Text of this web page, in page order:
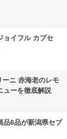
ョイフル カプセ
ーニ 赤海老のレモ
ューを徹底解説
品6品が新潟県セブ